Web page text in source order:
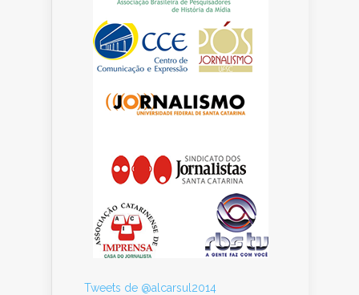
Tweets de @alcarsul2014